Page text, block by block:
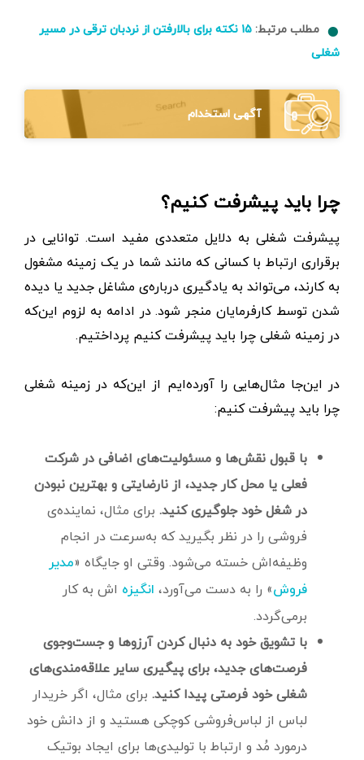
مطلب مرتبط:
۱۵ نکته برای بالا‌رفتن از نردبان ترقی در مسیر
شغلی
آگهی استخدام
چرا باید پیشرفت کنیم؟
پیشرفت شغلی به دلایل متعددی مفید است. توانایی در
برقراری ارتباط با کسانی که مانند شما در یک زمینه مشغول‌
به‌ کارند، می‌تواند به یادگیری درباره‌ی مشاغل جدید یا دیده‌
شدن توسط کارفرمایان منجر شود. در ادامه به لزوم این‌که
در زمینه شغلی چرا باید پیشرفت کنیم پرداختیم.
در این‌جا مثال‌هایی را آورده‌ایم از این‌که در زمینه شغلی
چرا باید پیشرفت کنیم:
با قبول نقش‌ها و مسئولیت‌های اضافی در شرکت
فعلی یا محل‌ کار جدید، از نا‌رضایتی و بهترین نبودن
در شغل خود جلوگیری کنید. برای مثال، نماینده‌ی
فروشی را در نظر بگیرید که به‌سرعت در انجام
وظیفه‌اش خسته می‌شود. وقتی او جایگاه «مدیر
فروش» را به‌ دست‌ می‌آورد، انگیزه اش به کار
بر‌می‌گردد.
با تشویق خود به دنبال‌ کردن آرزو‌ها و جست‌وجوی
فرصت‌های جدید، برای پیگیری سایر علاقه‌مندی‌های
شغلی خود فرصتی پیدا کنید. برای مثال، اگر خریدار
لباس از لباس‌فروشی کوچکی هستید و از دانش خود
درمورد مُد و ارتباط با تولیدی‌ها برای ایجاد بوتیک